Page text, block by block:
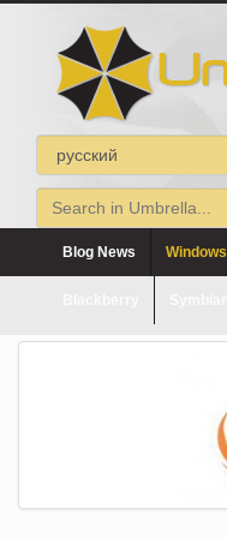
Blog News Windows